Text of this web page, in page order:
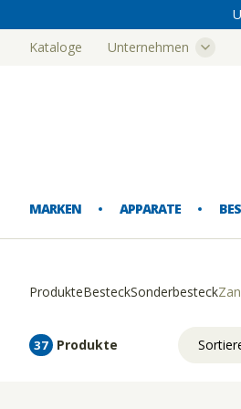
Kataloge Unternehmen
MARKEN APPARATE
EISMASCHINEN
ESSBESTECK
ESSGESCHIRR
AUSSCHANK
AUFBEWAHRUNG
BUFFETARTIKEL
FUSSMATTEN
ABFALLEIMER
ProdukteBesteckSonderbesteck
37 Produkte